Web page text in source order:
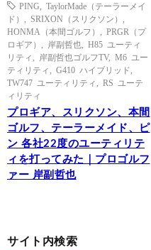
PING
TaylorMade（テーラーメイ
ド）
SRIXON（スリクソン）
HONMA（本間ゴルフ）
PRGR（プ
ロギア）
岸副哲也
H85 ユーティ
リティ
岸副哲也ゴルフTV, M6 ユー
ティリティ
G410 ハイブリッド
TW747 ユーティリティ
RS ユーテ
ィリティ
プロギア、スリクソン、本間
ゴルフ、テーラーメイド、ピ
ン 各社22度のユーティリテ
ィを打ってみた｜プロゴルフ
ァー 岸副哲也
サイト内検索